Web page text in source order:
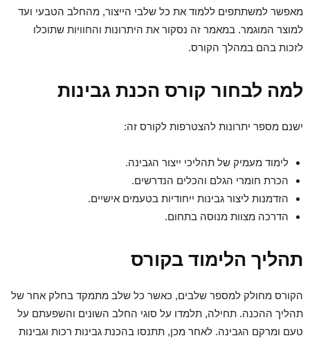
מאפשר למשתתפים ללמוד את כל שלבי הייצור, מהחלב הטבעי ועד
למוצר המוגמר. במאמר זה נסקור את היתרונות והחוויות שתוכלו
לזכות בהם במהלך הקורס.
למה לבחור קורס הכנת גבינות
ישנם מספר יתרונות להצטרפות לקורס זה:
לימוד מעמיק של תהליכי ייצור הגבינה.
הכרת חומרי הגלם והכלים הנדרשים.
הזדמנות ליצור גבינות ייחודיות בטעמים אישיים.
הדרכה מצוות מנוסה בתחום.
תהליך הלימוד בקורס
הקורס מחולק למספר שלבים, כאשר כל שלב מתמקד בחלק אחר של
תהליך ההכנה. תחילה, תלמדו על סוגי החלב השונים והשפעתם על
טעם ומרקם הגבינה. לאחר מכן, תתנסו בהכנת גבינות רכות וגבינות